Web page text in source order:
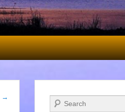
→ Zoeken